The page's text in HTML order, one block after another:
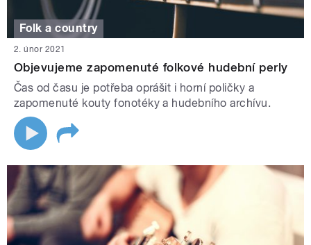
Folk a country
2. únor 2021
Objevujeme zapomenuté folkové hudební perly
Čas od času je potřeba oprášit i horní poličky a
zapomenuté kouty fonotéky a hudebního archívu.